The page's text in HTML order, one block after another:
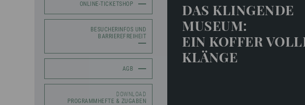
ONLINE-TICKETSHOP
BESUCHERINFOS UND
BARRIEREFREIHEIT
AGB
DOWNLOAD
PROGRAMMHEFTE & ZUGABEN
DAS KLINGENDE
MUSEUM:
EIN KOFFER
KLÄNGE